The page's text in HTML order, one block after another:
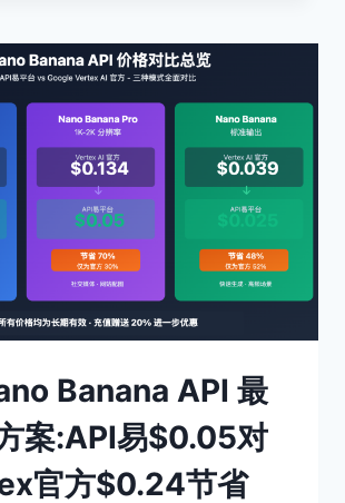
Banana API 最
案:API易$0.05对
官方$0.24节省